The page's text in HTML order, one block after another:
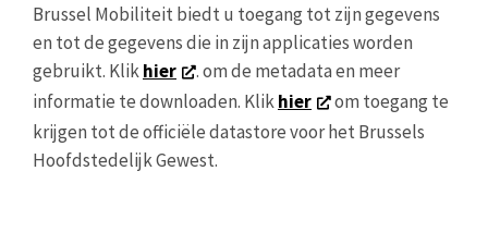
Brussel Mobiliteit biedt u toegang tot zijn gegevens
en tot de gegevens die in zijn applicaties worden
gebruikt. Klikhier
. om de metadata en meer
informatie te downloaden. Klikhier
om toegang te
krijgen tot de officiële datastore voor het Brussels
Hoofdstedelijk Gewest.